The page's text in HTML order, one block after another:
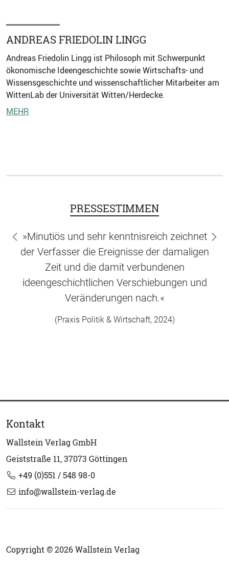
ANDREAS FRIEDOLIN LINGG
Andreas Friedolin Lingg ist Philosoph mit Schwerpunkt
ökonomische Ideengeschichte sowie Wirtschafts- und
Wissensgeschichte und wissenschaftlicher Mitarbeiter am
WittenLab der Universität Witten/Herdecke.
MEHR
PRESSESTIMMEN
»Minutiös und sehr kenntnisreich zeichnet
der Verfasser die Ereignisse der damaligen
Zeit und die damit verbundenen
ideengeschichtlichen Verschiebungen und
Veränderungen nach.«
(Praxis Politik & Wirtschaft, 2024)
zurück
Kontakt
Wallstein Verlag GmbH
Geiststraße 11, 37073 Göttingen
+49 (0)551 / 548 98-0
info@wallstein-verlag.de
Copyright © 2026 Wallstein Verlag